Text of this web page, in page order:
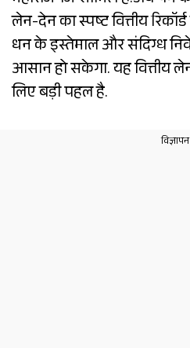
लेन-देन का स्पष्ट वित्तीय
धन के इस्तेमाल और संदिग्ध
आसान हो सकेगा. यह वित्तीय
लिए बड़ी पहल है.